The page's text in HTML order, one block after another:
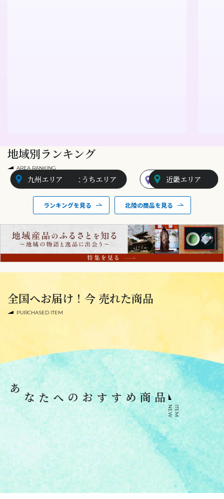
地域別ランキング
AREA RANKING
北陸エリア
近畿エリア
山陰エリアせとうちエリア
九州エリア
ランキングを見る 北陸の商品を見る
全国へお届け！今 売れた商品
PURCHASED ITEM
あなたへのおすすめ商品
N
E
W
I
T
E M